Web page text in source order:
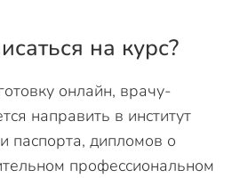
на курс?
онлайн, врачу-
направить в институт
паспорта, дипломов о
профессиональном